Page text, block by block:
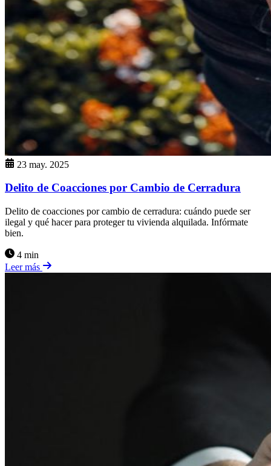
23 may. 2025
Delito de Coacciones por Cambio de Cerradura
Delito de coacciones por cambio de cerradura: cuándo puede ser
ilegal y qué hacer para proteger tu vivienda alquilada. Infórmate
bien.
4 min
Leer más